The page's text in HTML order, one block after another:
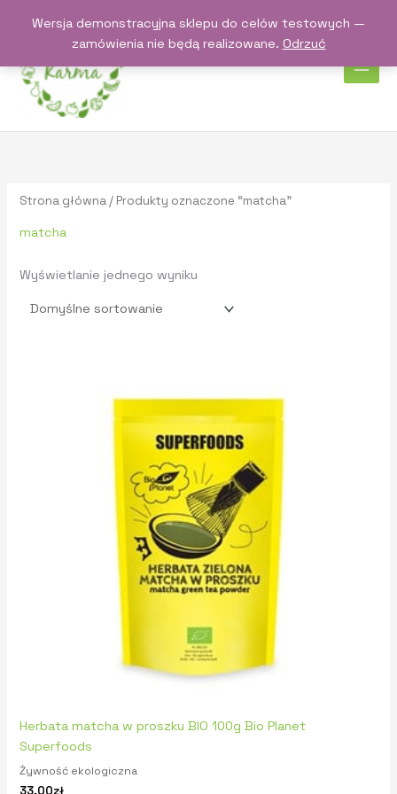
Wersja demonstracyjna sklepu do celów testowych —
zamówienia nie będą realizowane. Odrzuć
Strona główna / Produkty oznaczone “matcha”
matcha
Wyświetlanie jednego wyniku
Herbata matcha w proszku BIO 100g Bio Planet
Superfoods
Żywność ekologiczna
33,00zł